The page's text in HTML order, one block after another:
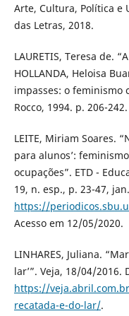
Arte, Cultura, Política e
das Letras, 2018.
LAURETIS, Teresa de.
HOLLANDA, Heloisa
impasses: o feminismo
Rocco, 1994. p. 206-242.
LEITE, Miriam Soares.
para alunos’:
ocupações”. ETD -
19, n. esp., p. 23-47,
https://
Acesso em 12/05/2020.
LINHARES, Juliana.
lar’”. Veja, 18/04/2016.
https://
recatada-e-do-lar/.